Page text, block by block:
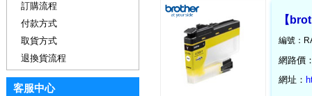
【
編號：
網路價
網址：
訂購流程
付款方式
取貨方式
退換貨流程
客服中心